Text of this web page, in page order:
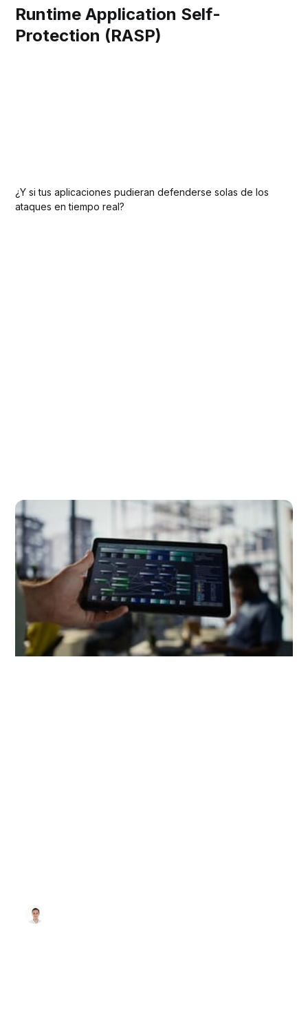
Runtime Application Self-
Protection (RASP)
¿Y si tus aplicaciones pudieran defenderse solas de los
ataques en tiempo real?